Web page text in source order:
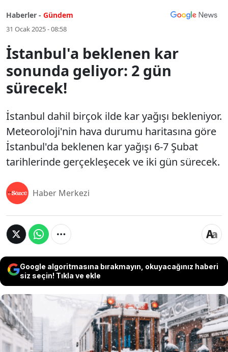
Haberler - Gündem
31 Ocak 2025 - 08:58
İstanbul'a beklenen kar
sonunda geliyor: 2 gün
sürecek!
İstanbul dahil birçok ilde kar yağışı bekleniyor.
Meteoroloji'nin hava durumu haritasına göre
İstanbul'da beklenen kar yağışı 6-7 Şubat
tarihlerinde gerçekleşecek ve iki gün sürecek.
Haber Merkezi
Google algoritmasına bırakmayın, okuyacağınız haberi
siz seçin! Tıkla ve ekle
İstanbul dahil birçok ilde kar yağışı
bekleniyor. Meteoroloji'nin hava durumu